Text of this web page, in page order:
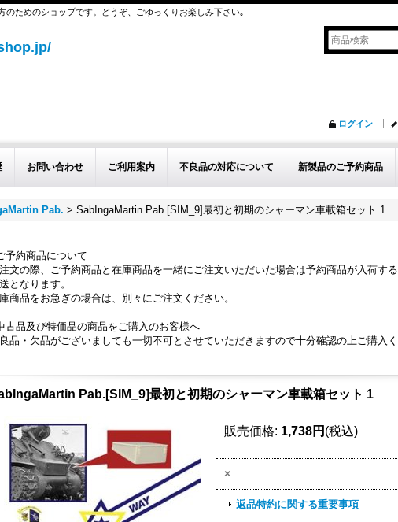
のためのショップです。どうぞ、ごゆっくりお楽しみ下さい｡
ログイン
お問い合わせ ご利用案内 不良品の対応について 新製品のご予約商品
Pab. > SabIngaMartin Pab.[SIM_9]最初と初期のシャーマン車載箱セット 1
予約商品について
文の際、ご予約商品と在庫商品を一緒にご注文いただいた場合は予約商品が入荷す
となります。
商品をお急ぎの場合は、別々にご注文ください。
古品及び特価品の商品をご購入のお客様へ
品・欠品がございましても一切不可とさせていただきますので十分確認の上ご購入く
Pab.[SIM_9]最初と初期のシャーマン車載箱セット 1
販売価格: 1,738円 (税込)
×
返品特約に関する重要事項